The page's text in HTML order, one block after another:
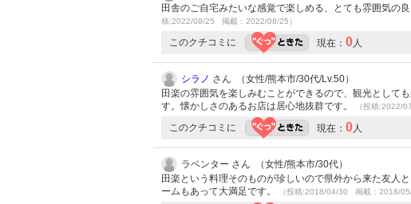
田舎のご自宅みたいな感覚で楽しめる、とても雰囲気の
稿:2022/08/25 掲載：2022/08/25）
このクチコミに 現在： 0 人
シラノ さん （女性/熊本市/30代/Lv.50）
田楽の雰囲気を楽しみむことができるので、観光として
す。懐かしさのあるお店は居心地抜群です。
（投稿:2022/
このクチコミに 現在： 0 人
ラベンター さん （女性/熊本市/30代）
田楽という料理そのものが珍しいので県外から来た友人
ームもあって大満足です。
（投稿:2018/04/30 掲載：2018/05/